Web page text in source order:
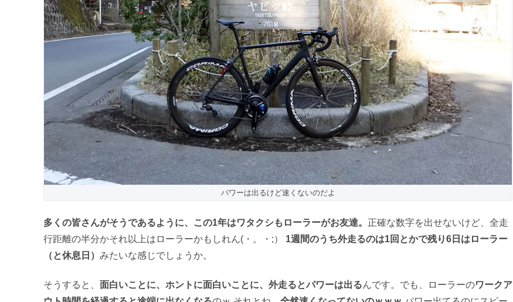
パワーは出るけど速くないのだよ
多くの皆さんがそうであるように、この1年はワタクシもローラーがお友達。 正確な数字を出せないけど、全走
行距離の半分かそれ以上はローラーかもしれん(・。・;） 1週間のうち外走るのは1回とかで残り6日はローラー
（と休息日） みたいな感じでしょうか。
そうすると、 面白いことに、ホントに面白いことに、外走るとパワーは出るんです。でも、ローラーのワークア